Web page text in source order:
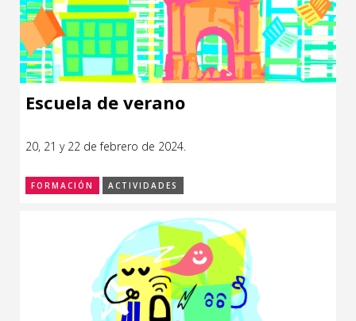
Escuela de verano
20, 21 y 22 de febrero de 2024.
FORMACIÓN ACTIVIDADES